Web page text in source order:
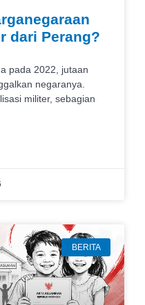
dari Perang?
pada 2022, jutaan
negaranya.
militer, sebagian
BERITA